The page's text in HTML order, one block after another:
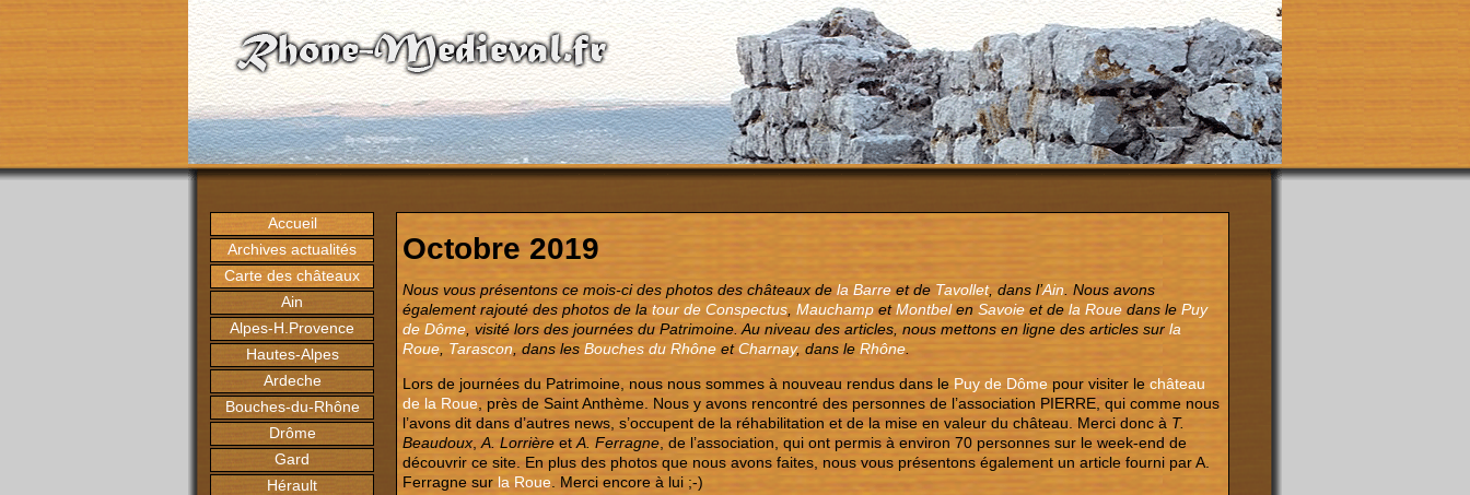
Accueil
Archives actualités
Carte des châteaux
Ain
Alpes-H.Provence
Hautes-Alpes
Ardeche
Bouches-du-Rhône
Drôme
Gard
Hérault
Octobre 2019
Nous vous présentons ce mois-ci des photos des châteaux de la Barre et de Tavollet, dans l’Ain . Nous avons
également rajouté des photos de la tour de Conspectus Mauchamp etMontbelen Savoie et de la Roue dans le Puy
de Dôme , visité lors des journées du Patrimoine. Au niveau des articles, nous mettons en ligne des articles sur la
Roue Tarascon , dans les Bouches du Rhône etCharnay, dans le Rhône
Lors de journées du Patrimoine, nous nous sommes à nouveau rendus dans le Puy de Dôme pour visiter le château
de la Roue , près de Saint Anthème. Nous y avons rencontré des personnes de l’association PIERRE, qui comme nous
l’avons dit dans d’autres news, s’occupent de la réhabilitation et de la mise en valeur du château. Merci donc à T.
Beaudoux, A. Lorrière et A. Ferragne , de l’association, qui ont permis à environ 70 personnes sur le week-end de
découvrir ce site. En plus des photos que nous avons faites, nous vous présentons également un article fourni par A.
Ferragne sur la Roue . Merci encore à lui ;-)